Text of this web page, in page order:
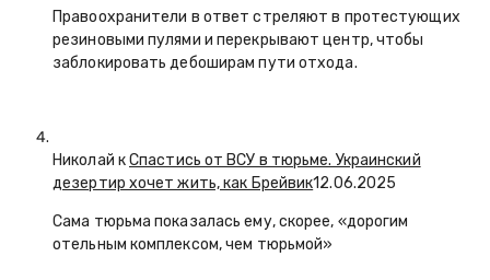
Правоохранители в ответ стреляют в протестующих
резиновыми пулями и перекрывают центр, чтобы
заблокировать дебоширам пути отхода.
Николай кСпастись от ВСУ в тюрьме. Украинский
дезертир хочет жить, как Брейвик12.06.2025
Сама тюрьма показалась ему, скорее, «дорогим
отельным комплексом, чем тюрьмой»